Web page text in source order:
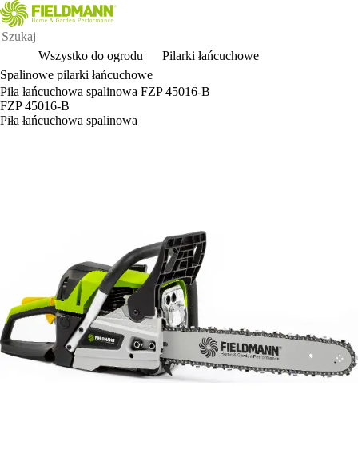
Wszystko do ogrodu
Pilarki łańcuchowe
Spalinowe pilarki łańcuchowe
Piła łańcuchowa spalinowa FZP 45016-B
FZP 45016-B
Piła łańcuchowa spalinowa